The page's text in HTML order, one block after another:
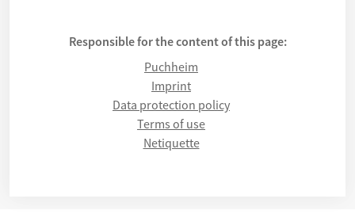
Responsible for the content of this page:
Puchheim
Imprint
Data protection policy
Terms of use
Netiquette